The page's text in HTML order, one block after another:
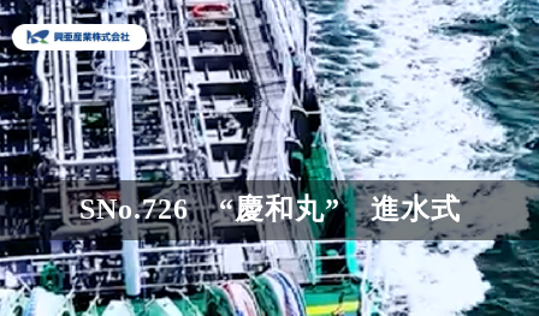
SNo.726 “慶和丸” 進水式